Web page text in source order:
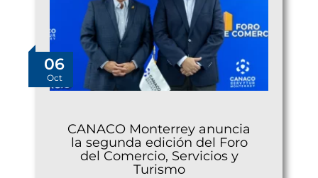
06
Oct
CANACO Monterrey anuncia
la segunda edición del Foro
del Comercio, Servicios y
Turismo